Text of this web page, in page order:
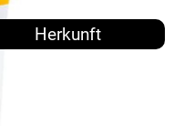
Herkunft